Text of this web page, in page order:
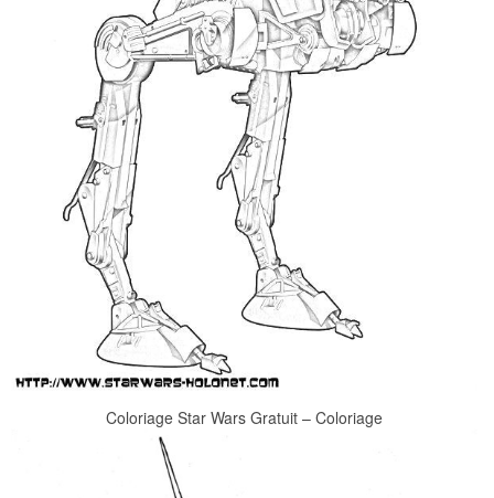
Coloriage Star Wars Gratuit – Coloriage